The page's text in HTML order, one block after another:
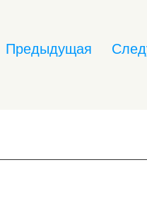
Предыдущая